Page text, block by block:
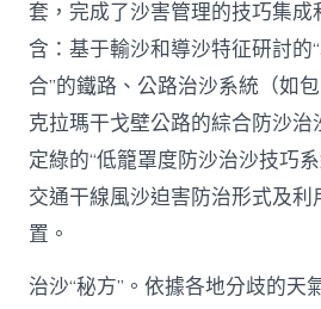
套，完成了沙害管理的技巧集
含：基于輸沙和導沙特征研討的
合”的鐵路、公路治沙系統（如
克拉瑪干戈壁公路的綜合防沙
定綠的“低籠罩度防沙治沙技巧
交通干線風沙迫害防治形式及
置。
治沙“秘方”。依據各地分歧的天